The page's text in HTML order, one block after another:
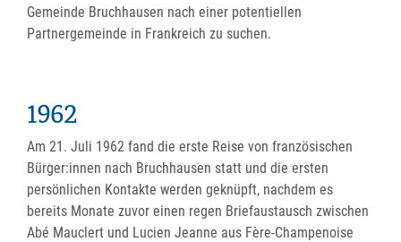
Gemeinde Bruchhausen nach einer potentiellen
Partnergemeinde in Frankreich zu suchen.
1962
Am 21. Juli 1962 fand die erste Reise von französischen
Bürger:innen nach Bruchhausen statt und die ersten
persönlichen Kontakte werden geknüpft, nachdem es
bereits Monate zuvor einen regen Briefaustausch zwischen
Abé Mauclert und Lucien Jeanne aus Fère-Champenoise